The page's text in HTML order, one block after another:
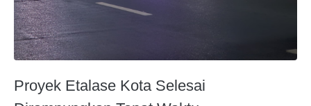
Proyek Etalase Kota Selesai